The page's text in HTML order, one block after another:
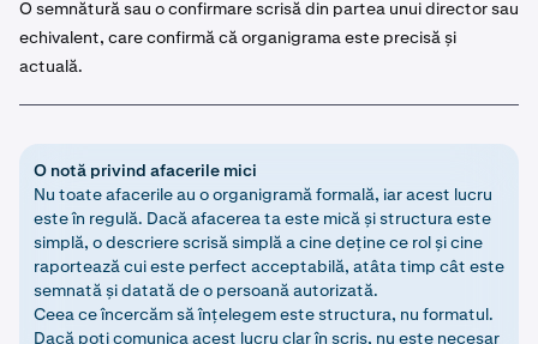
O semnătură sau o confirmare scrisă din partea unui director sau
echivalent, care confirmă că organigrama este precisă și
actuală.
O notă privind afacerile mici
Nu toate afacerile au o organigramă formală, iar acest lucru
este în regulă. Dacă afacerea ta este mică și structura este
simplă, o descriere scrisă simplă a cine deține ce rol și cine
raportează cui este perfect acceptabilă, atâta timp cât este
semnată și datată de o persoană autorizată.
Ceea ce încercăm să înțelegem este structura, nu formatul.
Dacă poți comunica acest lucru clar în scris, nu este necesar